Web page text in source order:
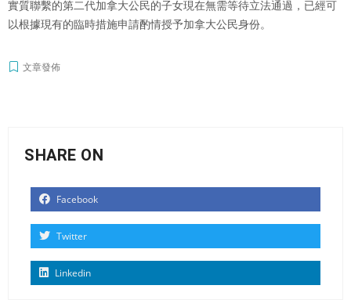
實質聯繫的第二代加拿大公民的子女現在無需等待立法通過，已經可
以根據現有的臨時措施申請酌情授予加拿大公民身份。
文章發佈
SHARE ON
Facebook
Twitter
Linkedin